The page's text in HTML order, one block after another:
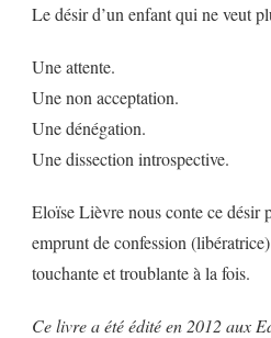
Le désir d’un enfant qui ne veut
Une attente.
Une non acceptation.
Une dénégation.
Une dissection introspective.
Eloïse Lièvre nous conte ce désir
emprunt de confession
touchante et troublante à la fois.
Ce livre a été édité en 2012 aux